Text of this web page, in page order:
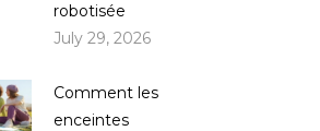
robotisée
July 29, 2026
Comment les
enceintes